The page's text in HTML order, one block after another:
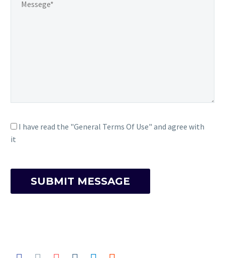
I have read the "General Terms Of Use" and agree with
it